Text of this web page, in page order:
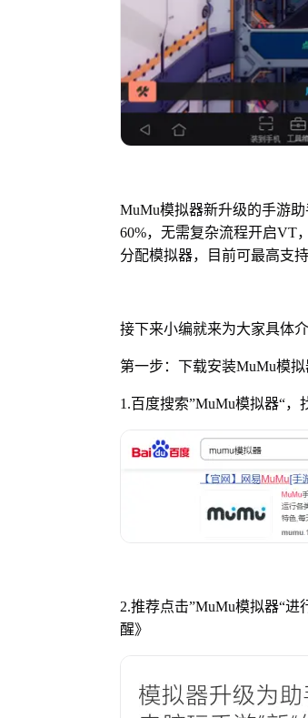
MuMu模拟器新升级的手游
60%，无需复杂流程开启VT
分配模拟器，目前可最高支
接下来小编就来为大家具体
第一步：下载安装MuMu模拟
1.百度搜索”MuMu模拟器“，
2.推荐点击”MuMu模拟器“
醒》